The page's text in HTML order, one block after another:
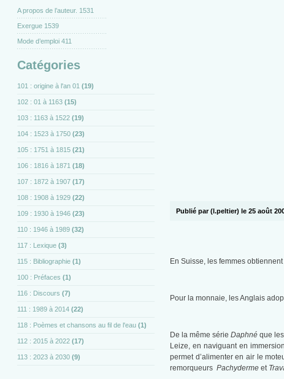
A propos de l’auteur. 1531
Exergue 1539
Mode d’emploi 411
Catégories
101 : origine à l'an 01 (19)
102 : 01 à 1163 (15)
103 : 1163 à 1522 (19)
104 : 1523 à 1750 (23)
105 : 1751 à 1815 (21)
106 : 1816 à 1871 (18)
107 : 1872 à 1907 (17)
108 : 1908 à 1929 (22)
109 : 1930 à 1946 (23)
110 : 1946 à 1989 (32)
117 : Lexique (3)
115 : Bibliographie (1)
100 : Préfaces (1)
116 : Discours (7)
111 : 1989 à 2014 (22)
118 : Poèmes et chansons au fil de l'eau (1)
112 : 2015 à 2022 (17)
113 : 2023 à 2030 (9)
Publié par (l.peltier) le 25 août
En Suisse, les femmes
Pour la monnaie, les Anglais
De la même sérieDaphné que
Leize, en naviguant en
permet d’alimenter en air le
remorqueurs Pachydermeet